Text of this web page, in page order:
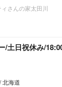
さんの家太田川
/土日祝休み/
北海道